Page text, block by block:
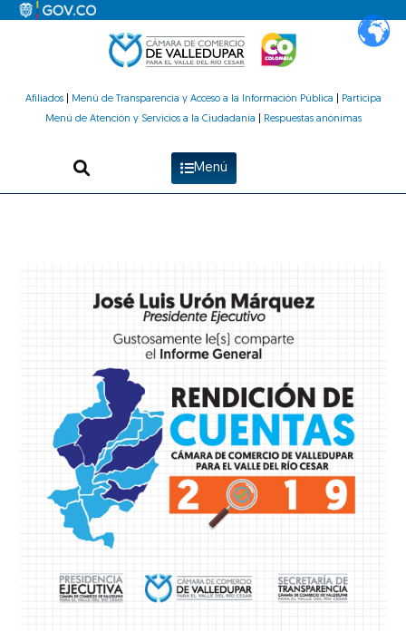
Afiliados| Menú de Transparencia y Acceso a la Información Pública
Participa
Menú de Atención y Servicios a la Ciudadanía
Respuestas anónimas
Menú